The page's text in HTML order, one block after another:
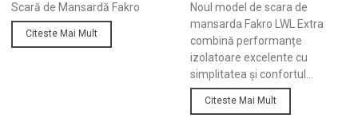
Scară de Mansardă Fakro
Citeste Mai Mult
Noul model de scara de
mansarda Fakro LWL Extra
combină performanțe
izolatoare excelente cu
simplitatea și confortul...
Citeste Mai Mult